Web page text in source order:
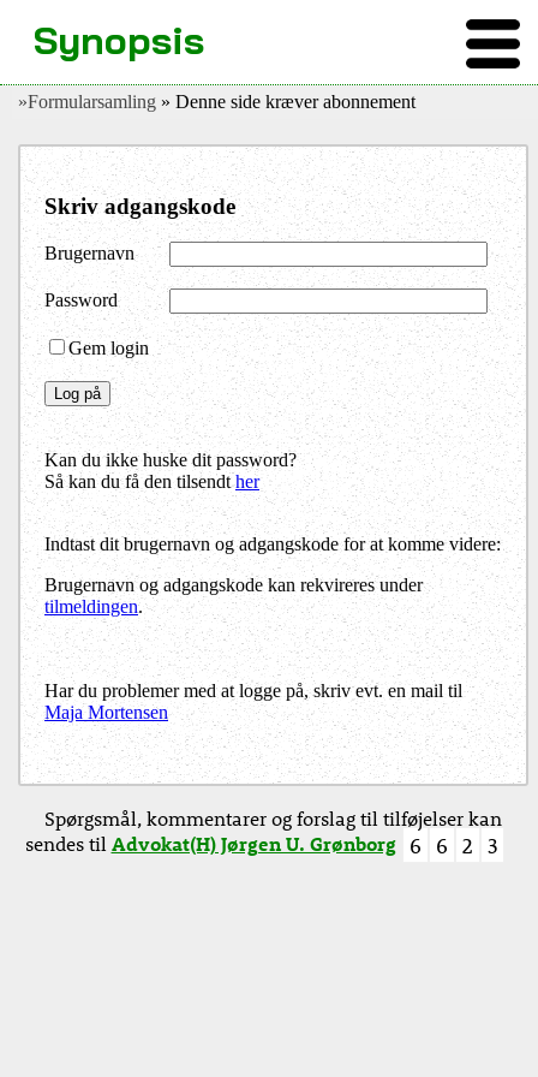
»Formularsamling » Denne side kræver abonnement
Skriv adgangskode
Brugernavn
Password
Gem login
Kan du ikke huske dit password?
Så kan du få den tilsendther
Indtast dit brugernavn og adgangskode for at komme videre:
Brugernavn og adgangskode kan rekvireres under
tilmeldingen.
Har du problemer med at logge på, skriv evt. en mail til
Maja Mortensen
Synopsis
Spørgsmål, kommentarer og forslag til tilføjelser kan
sendes tilAdvokat(H) Jørgen U. Grønborg 6 6 2 3